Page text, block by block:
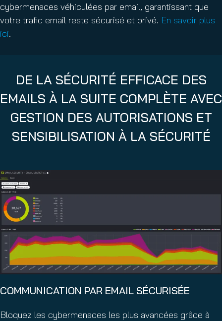
cybermenaces véhiculées par email, garantissant que
votre trafic email reste sécurisé et privé. En savoir plus
ici.
DE LA SÉCURITÉ EFFICACE DES
EMAILS À LA SUITE COMPLÈTE AVEC
GESTION DES AUTORISATIONS ET
SENSIBILISATION À LA SÉCURITÉ
COMMUNICATION PAR EMAIL SÉCURISÉE
Bloquez les cybermenaces les plus avancées grâce à